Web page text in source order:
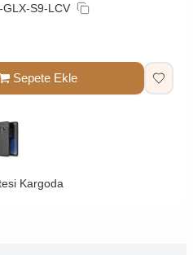
GLX-S9-LCV
Sepete Ekle
Kargoda